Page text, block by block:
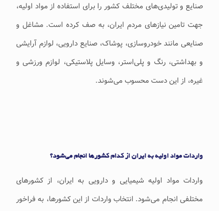
صنایع و تولیدی‌های مختلف کشور را برای استفاده از مواد اولیه،
جهت تامین نیازهای مردم ایران، به صف کرده است. مشاغل و
صنایعی مانند خودروسازی، پوشاک، صنایع دارویی، لوازم آرایشی
و بهداشتی، رنگ و پلی‌استر، وسایل پلاستیکی، لوازم ورزشی و
غیره، از این دست محسوب می‌شوند.
واردات مواد اولیه به ایران از کدام کشورها انجام می‌شود؟
واردات مواد اولیه شیمیایی و دارویی به ایران، از کشورهای
مختلفی انجام می‌شود. انتخاب واردات از این کشورها، به فراخور